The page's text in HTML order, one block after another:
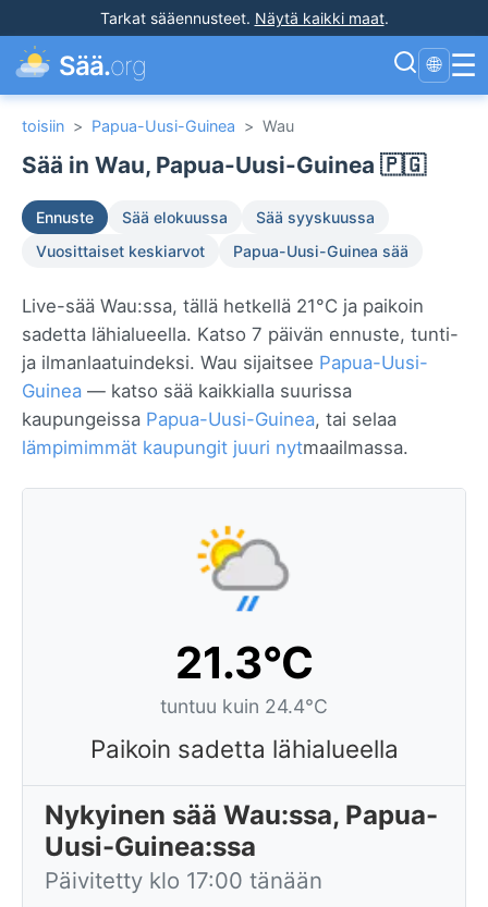
Tarkat sääennusteet. Näytä kaikki maat.
Sää.org 🌐 ☰
toisiin > Papua-Uusi-Guinea > Wau
Sää in Wau, Papua-Uusi-Guinea 🇵🇬
Ennuste Sää elokuussa
Sää syyskuussa
Vuosittaiset keskiarvot
Papua-Uusi-Guinea sää
Live-sää Wau:ssa, tällä hetkellä 21°C ja paikoin
sadetta lähialueella. Katso 7 päivän ennuste, tunti-
ja ilmanlaatuindeksi. Wau sijaitsee Papua-Uusi-
Guinea — katso sää kaikkialla suurissa
kaupungeissa Papua-Uusi-Guinea, tai selaa
lämpimimmät kaupungit juuri nytmaailmassa.
21.3°C
tuntuu kuin 24.4°C
Paikoin sadetta lähialueella
Nykyinen sää Wau:ssa, Papua-
Uusi-Guinea:ssa
Päivitetty klo 17:00 tänään